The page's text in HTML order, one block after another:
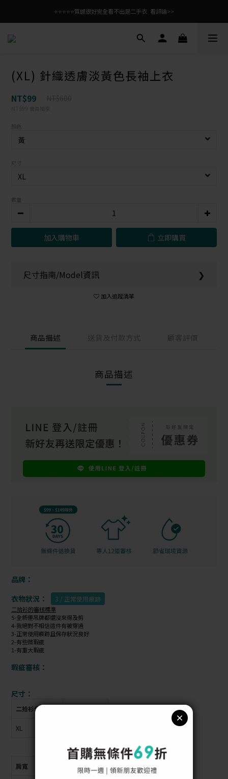
⭐⭐⭐⭐⭐質感很好完全看不出是二手衣  看評論>>
(XL) 針織透膚淡黃色長袖上衣
NT$99 NT$600
顏色
尺寸
數量
加入購物車 立即購買
尺寸指南/Model資訊 ❯
加入追蹤清單
商品描述 送貨及付款方式 顧客評價
商品描述
品牌：
衣物狀況：
3 / 正常使用痕跡
二拾衫的審核標準
5-全新連吊牌都還沒來得及剪
4-我絕對不相信這件有被穿過
3-正常使用痕跡且保存狀況良好
2-有些微瑕疵
1-有重大瑕疵
瑕疵審核：
尺寸：
二拾衫公版尺寸
XL
肩寬 袖長